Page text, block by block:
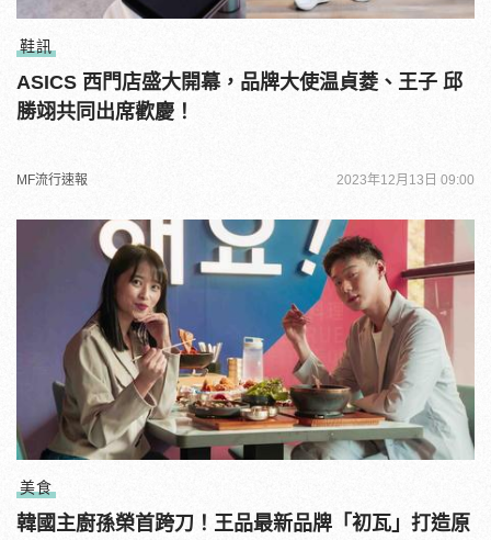
鞋訊
ASICS 西門店盛大開幕，品牌大使温貞菱、王子 邱
勝翊共同出席歡慶！
MF流行速報 2023年12月13日 09:00
美食
韓國主廚孫榮首跨刀！王品最新品牌「初瓦」打造原